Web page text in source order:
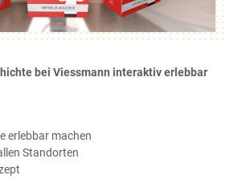
bei Viessmann interaktiv erlebbar
erlebbar machen
Standorten